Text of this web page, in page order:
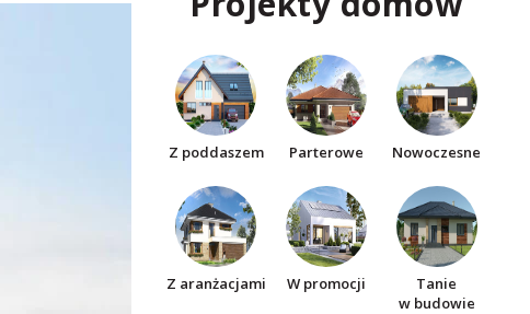
Z poddaszem Parterowe Nowoczesne
Z aranżacjami W promocji
Tanie
w budowie